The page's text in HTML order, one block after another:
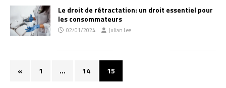
Le droit de rétractation: un droit essentiel pour
les consommateurs
02/01/2024 Julian Lee
« 1 … 14 15